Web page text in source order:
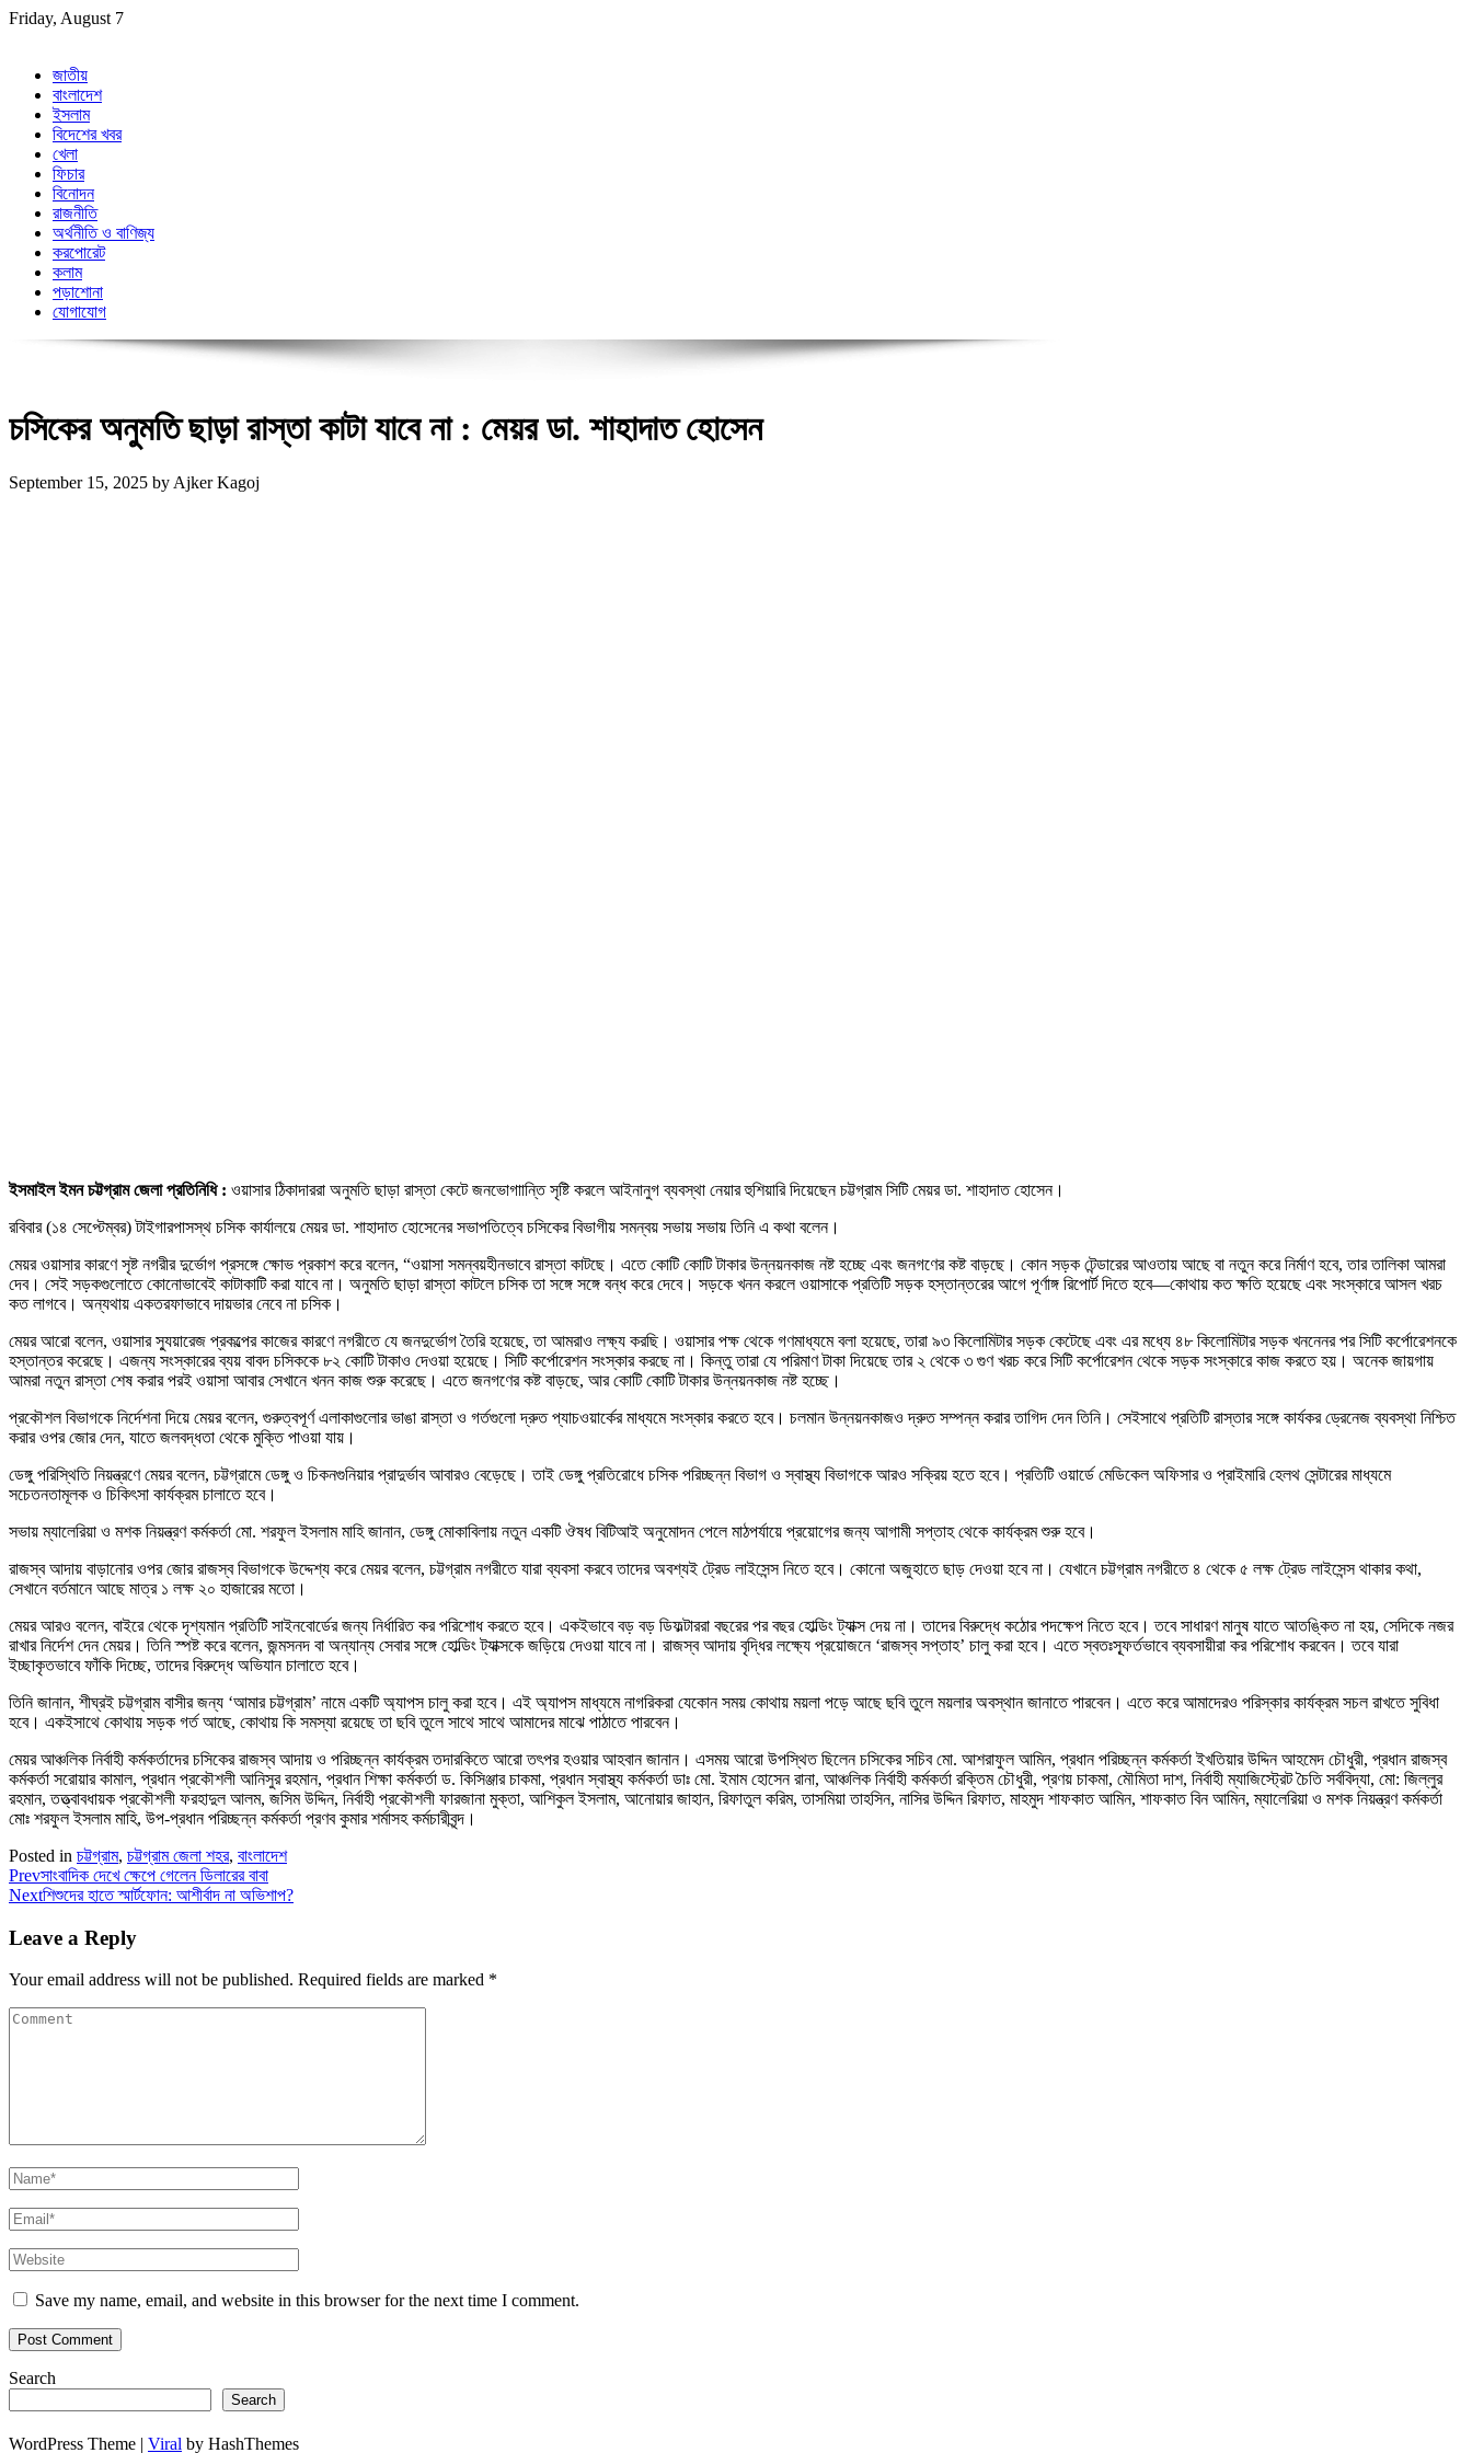
Skip
Friday, August 7
জাতীয়
বাংলাদেশ
ইসলাম
বিদেশের খবর
খেলা
ফিচার
বিনোদন
রাজনীতি
অর্থনীতি ও বাণিজ্য
করপোরেট
কলাম
পড়াশোনা
যোগাযোগ
চসিকের অনুমতি ছাড়া রাস্তা কাটা যাবে না : মেয়র ডা. শাহাদাত হোসেন
September 15, 2025 by Ajker Kagoj
ইসমাইল ইমন চট্টগ্রাম জেলা প্রতিনিধি : ওয়াসার ঠিকাদাররা অনুমতি ছাড়া রাস্তা কেটে জনভোগাান্তি সৃষ্টি করলে আইনানুগ ব্যবস্থা নেয়ার হুশিয়ারি দিয়েছেন চট্টগ্রাম সিটি মেয়র ডা. শাহাদাত হোসেন।
রবিবার (১৪ সেপ্টেম্বর) টাইগারপাসস্থ চসিক কার্যালয়ে মেয়র ডা. শাহাদাত হোসেনের সভাপতিত্বে চসিকের বিভাগীয় সমন্বয় সভায় সভায় তিনি এ কথা বলেন।
মেয়র ওয়াসার কারণে সৃষ্ট নগরীর দুর্ভোগ প্রসঙ্গে ক্ষোভ প্রকাশ করে বলেন, “ওয়াসা সমন্বয়হীনভাবে রাস্তা কাটছে। এতে কোটি কোটি টাকার উন্নয়নকাজ নষ্ট হচ্ছে এবং জনগণের কষ্ট বাড়ছে। কোন সড়ক টেন্ডারের আওতায় আছে বা নতুন করে নির্মাণ হবে, তার তালিকা আমরা
দেব। সেই সড়কগুলোতে কোনোভাবেই কাটাকাটি করা যাবে না। অনুমতি ছাড়া রাস্তা কাটলে চসিক তা সঙ্গে সঙ্গে বন্ধ করে দেবে। সড়কে খনন করলে ওয়াসাকে প্রতিটি সড়ক হস্তান্তরের আগে পূর্ণাঙ্গ রিপোর্ট দিতে হবে—কোথায় কত ক্ষতি হয়েছে এবং সংস্কারে আসল খরচ
কত লাগবে। অন্যথায় একতরফাভাবে দায়ভার নেবে না চসিক।
মেয়র আরো বলেন, ওয়াসার স্যুয়ারেজ প্রকল্পের কাজের কারণে নগরীতে যে জনদুর্ভোগ তৈরি হয়েছে, তা আমরাও লক্ষ্য করছি। ওয়াসার পক্ষ থেকে গণমাধ্যমে বলা হয়েছে, তারা ৯৩ কিলোমিটার সড়ক কেটেছে এবং এর মধ্যে ৪৮ কিলোমিটার সড়ক খননেনর পর সিটি কর্পোরেশনকে
হস্তান্তর করেছে। এজন্য সংস্কারের ব্যয় বাবদ চসিককে ৮২ কোটি টাকাও দেওয়া হয়েছে। সিটি কর্পোরেশন সংস্কার করছে না। কিন্তু তারা যে পরিমাণ টাকা দিয়েছে তার ২ থেকে ৩ গুণ খরচ করে সিটি কর্পোরেশন থেকে সড়ক সংস্কারে কাজ করতে হয়। অনেক জায়গায়
আমরা নতুন রাস্তা শেষ করার পরই ওয়াসা আবার সেখানে খনন কাজ শুরু করেছে। এতে জনগণের কষ্ট বাড়ছে, আর কোটি কোটি টাকার উন্নয়নকাজ নষ্ট হচ্ছে।
প্রকৌশল বিভাগকে নির্দেশনা দিয়ে মেয়র বলেন, গুরুত্বপূর্ণ এলাকাগুলোর ভাঙা রাস্তা ও গর্তগুলো দ্রুত প্যাচওয়ার্কের মাধ্যমে সংস্কার করতে হবে। চলমান উন্নয়নকাজও দ্রুত সম্পন্ন করার তাগিদ দেন তিনি। সেইসাথে প্রতিটি রাস্তার সঙ্গে কার্যকর ড্রেনেজ ব্যবস্থা নিশ্চিত
করার ওপর জোর দেন, যাতে জলবদ্ধতা থেকে মুক্তি পাওয়া যায়।
ডেঙ্গু পরিস্থিতি নিয়ন্ত্রণে মেয়র বলেন, চট্টগ্রামে ডেঙ্গু ও চিকনগুনিয়ার প্রাদুর্ভাব আবারও বেড়েছে। তাই ডেঙ্গু প্রতিরোধে চসিক পরিচ্ছন্ন বিভাগ ও স্বাস্থ্য বিভাগকে আরও সক্রিয় হতে হবে। প্রতিটি ওয়ার্ডে মেডিকেল অফিসার ও প্রাইমারি হেলথ সেন্টারের মাধ্যমে
সচেতনতামূলক ও চিকিৎসা কার্যক্রম চালাতে হবে।
সভায় ম্যালেরিয়া ও মশক নিয়ন্ত্রণ কর্মকর্তা মো. শরফুল ইসলাম মাহি জানান, ডেঙ্গু মোকাবিলায় নতুন একটি ঔষধ বিটিআই অনুমোদন পেলে মাঠপর্যায়ে প্রয়োগের জন্য আগামী সপ্তাহ থেকে কার্যক্রম শুরু হবে।
রাজস্ব আদায় বাড়ানোর ওপর জোর রাজস্ব বিভাগকে উদ্দেশ্য করে মেয়র বলেন, চট্টগ্রাম নগরীতে যারা ব্যবসা করবে তাদের অবশ্যই ট্রেড লাইসেন্স নিতে হবে। কোনো অজুহাতে ছাড় দেওয়া হবে না। যেখানে চট্টগ্রাম নগরীতে ৪ থেকে ৫ লক্ষ ট্রেড লাইসেন্স থাকার কথা,
সেখানে বর্তমানে আছে মাত্র ১ লক্ষ ২০ হাজারের মতো।
মেয়র আরও বলেন, বাইরে থেকে দৃশ্যমান প্রতিটি সাইনবোর্ডের জন্য নির্ধারিত কর পরিশোধ করতে হবে। একইভাবে বড় বড় ডিফল্টাররা বছরের পর বছর হোল্ডিং ট্যাক্স দেয় না। তাদের বিরুদ্ধে কঠোর পদক্ষেপ নিতে হবে। তবে সাধারণ মানুষ যাতে আতঙ্কিত না হয়, সেদিকে নজর
রাখার নির্দেশ দেন মেয়র। তিনি স্পষ্ট করে বলেন, জন্মসনদ বা অন্যান্য সেবার সঙ্গে হোল্ডিং ট্যাক্সকে জড়িয়ে দেওয়া যাবে না। রাজস্ব আদায় বৃদ্ধির লক্ষ্যে প্রয়োজনে ‘রাজস্ব সপ্তাহ’ চালু করা হবে। এতে স্বতঃস্ফূর্তভাবে ব্যবসায়ীরা কর পরিশোধ করবেন। তবে যারা
ইচ্ছাকৃতভাবে ফাঁকি দিচ্ছে, তাদের বিরুদ্ধে অভিযান চালাতে হবে।
তিনি জানান, শীঘ্রই চট্টগ্রাম বাসীর জন্য ‘আমার চট্টগ্রাম’ নামে একটি অ্যাপস চালু করা হবে। এই অ্যাপস মাধ্যমে নাগরিকরা যেকোন সময় কোথায় ময়লা পড়ে আছে ছবি তুলে ময়লার অবস্থান জানাতে পারবেন। এতে করে আমাদেরও পরিস্কার কার্যক্রম সচল রাখতে সুবিধা
হবে। একইসাথে কোথায় সড়ক গর্ত আছে, কোথায় কি সমস্যা রয়েছে তা ছবি তুলে সাথে সাথে আমাদের মাঝে পাঠাতে পারবেন।
মেয়র আঞ্চলিক নির্বাহী কর্মকর্তাদের চসিকের রাজস্ব আদায় ও পরিচ্ছন্ন কার্যক্রম তদারকিতে আরো তৎপর হওয়ার আহবান জানান। এসময় আরো উপস্থিত ছিলেন চসিকের সচিব মো. আশরাফুল আমিন, প্রধান পরিচ্ছন্ন কর্মকর্তা ইখতিয়ার উদ্দিন আহমেদ চৌধুরী, প্রধান রাজস্ব
কর্মকর্তা সরোয়ার কামাল, প্রধান প্রকৌশলী আনিসুর রহমান, প্রধান শিক্ষা কর্মকর্তা ড. কিসিঞ্জার চাকমা, প্রধান স্বাস্থ্য কর্মকর্তা ডাঃ মো. ইমাম হোসেন রানা, আঞ্চলিক নির্বাহী কর্মকর্তা রক্তিম চৌধুরী, প্রণয় চাকমা, মৌমিতা দাশ, নির্বাহী ম্যাজিস্ট্রেট চৈতি সর্ববিদ্যা, মো: জিল্লুর
রহমান, তত্ত্বাবধায়ক প্রকৌশলী ফরহাদুল আলম, জসিম উদ্দিন, নির্বাহী প্রকৌশলী ফারজানা মুক্তা, আশিকুল ইসলাম, আনোয়ার জাহান, রিফাতুল করিম, তাসমিয়া তাহসিন, নাসির উদ্দিন রিফাত, মাহমুদ শাফকাত আমিন, শাফকাত বিন আমিন, ম্যালেরিয়া ও মশক নিয়ন্ত্রণ কর্মকর্তা
মোঃ শরফুল ইসলাম মাহি, উপ-প্রধান পরিচ্ছন্ন কর্মকর্তা প্রণব কুমার শর্মাসহ কর্মচারীবৃন্দ।
Posted in চট্টগ্রাম, চট্টগ্রাম জেলা শহর, বাংলাদেশ
Prevসাংবাদিক দেখে ক্ষেপে গেলেন ডিলারের বাবা
Nextশিশুদের হাতে স্মার্টফোন: আশীর্বাদ না অভিশাপ?
Leave a Reply
Your email address will not be published. Required fields are marked *
Save my name, email, and website in this browser for the next time I comment.
Search
Search
WordPress Theme | Viral by HashThemes